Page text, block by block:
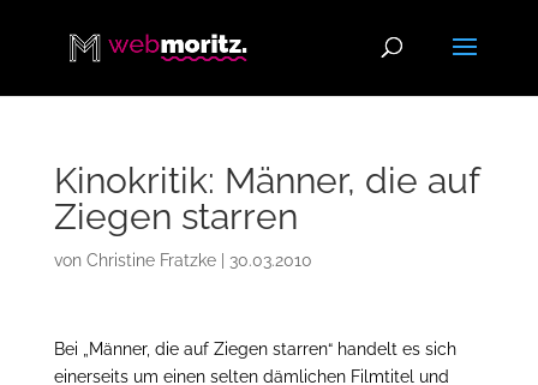
Kinokritik: Männer, die auf
Ziegen starren
von Christine Fratzke| 30.03.2010
Bei „Männer, die auf Ziegen starren“ handelt es sich
einerseits um einen selten dämlichen Filmtitel und